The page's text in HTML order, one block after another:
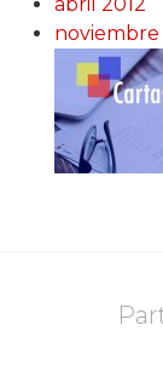
noviembre